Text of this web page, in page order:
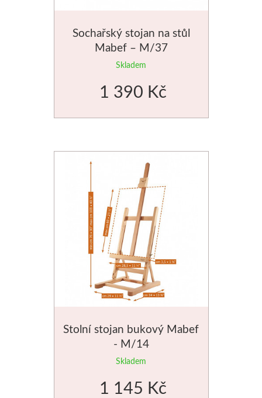
Sochařský stojan na stůl
Mabef – M/37
Skladem
1 390 Kč
Stolní stojan bukový Mabef
- M/14
Skladem
1 145 Kč